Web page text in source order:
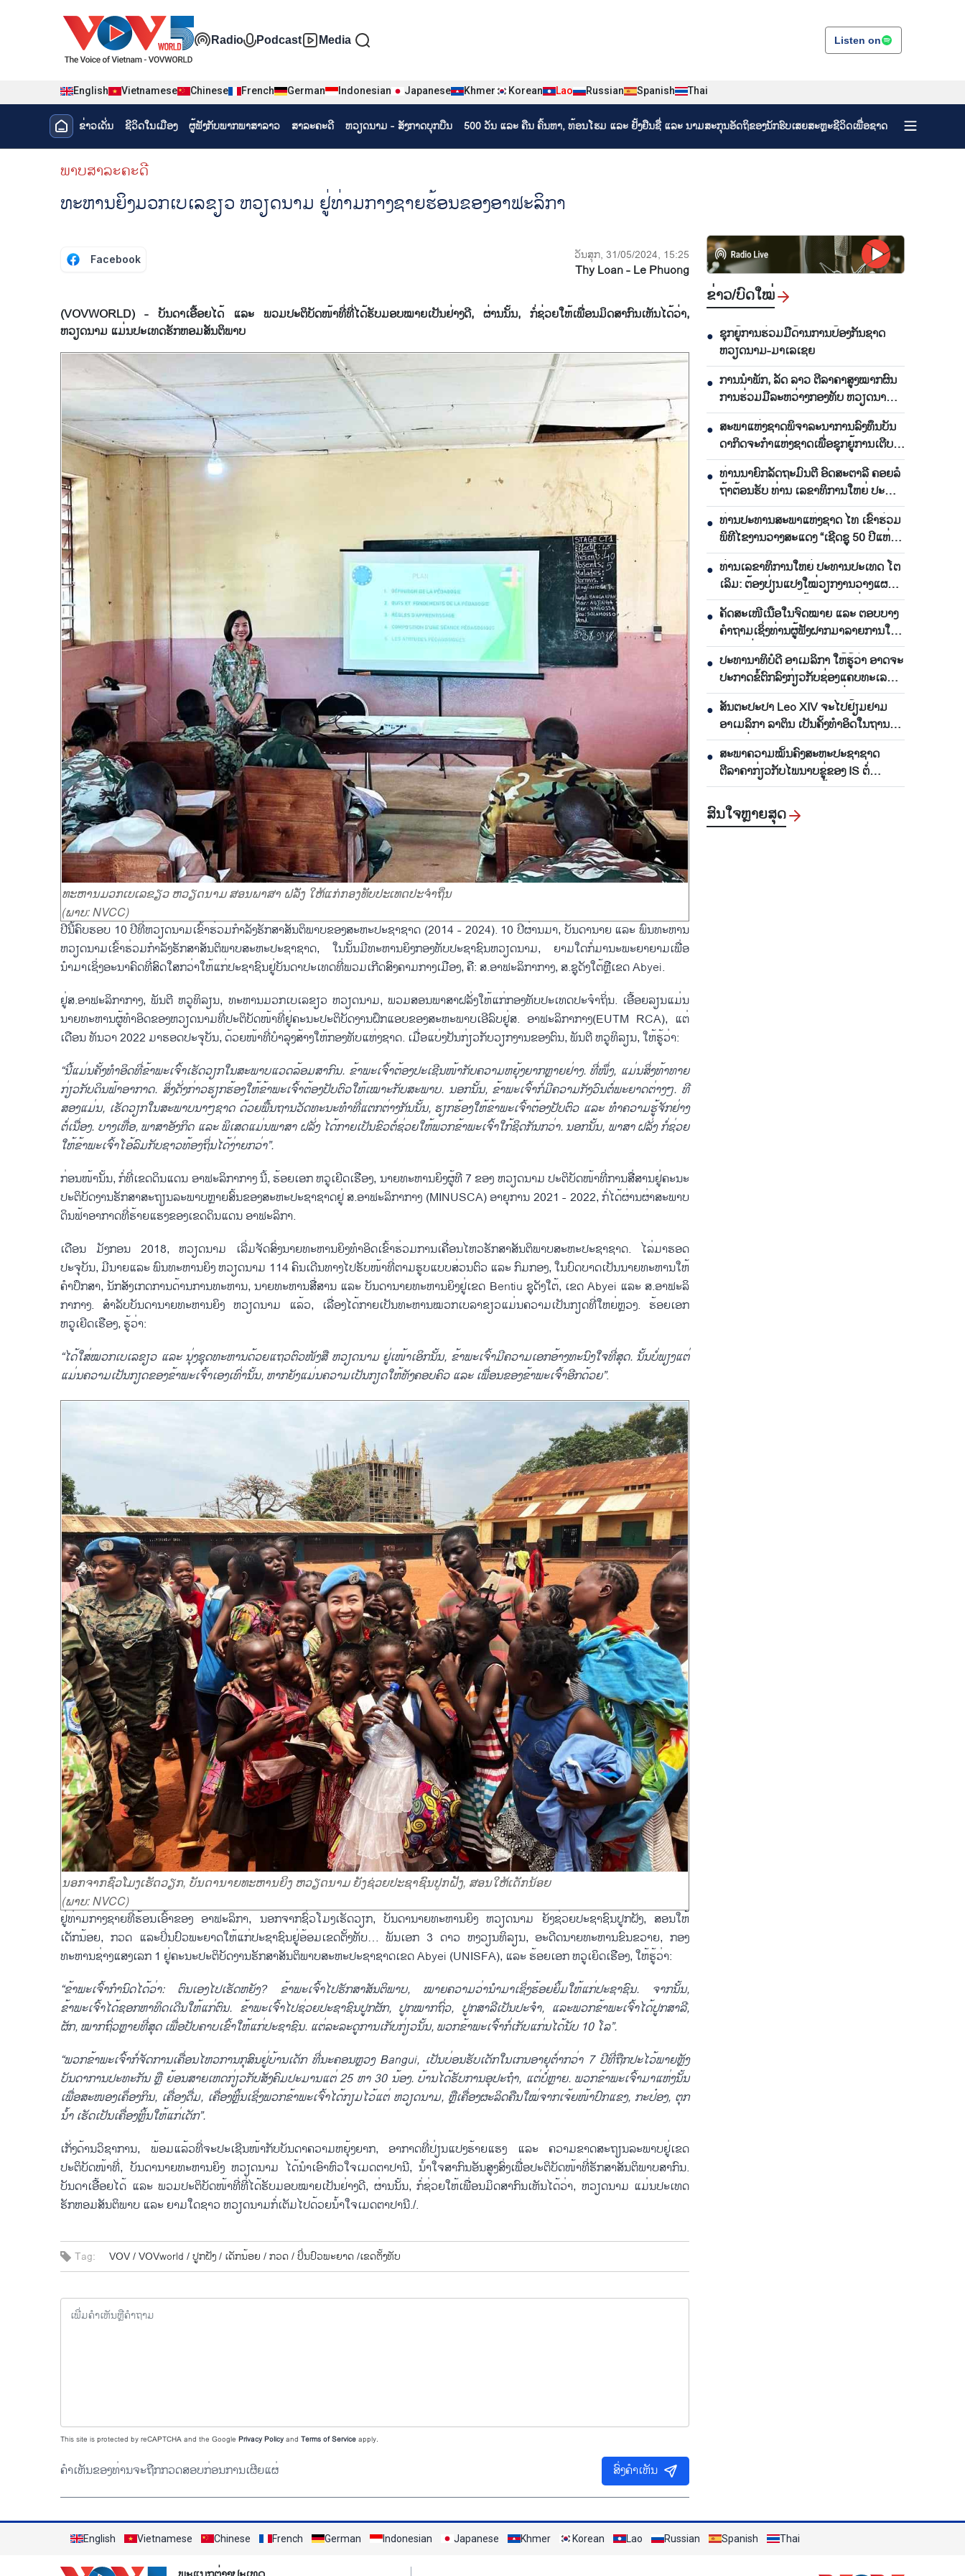
Đa phương tiện tiếng Lào
Radio Podcast Media Listen on
English Vietnamese Chinese French German Indonesian Japanese Khmer Korean Lao Russian Spanish Thai
Menu trang chủ tiếng Lào
ຂ່າວເດັ່ນ ຊີ​ວິດ​ໃນ​ເມືອງ ຜູ້​ຟັງ​ກັບ​ພາກ​ພາ​ສາ​ລາວ ສາລະຄະດີ ຫວຽດ​ນາມ - ສັງ​ກາດ​ບຸກ​ບືນ 500 ວັນ ແລະ ຄືນ ຄົ້ນຫາ, ທ້ອນໂຮມ ແລະ ຢັ້ງຢືນຊື່ ແລະ ນາມສະກຸນອັດຖິຂອງນັກຮົບເສຍສະຫຼະຊີວິດເພື່ອຊາດ
menu phụ tiếng Lào
ພາບສາລະຄະດີ
ທະຫານຍິງມວກເບເລຂຽວ ຫວຽດນາມ ຢູ່ທ່າມກາງຊາຍຮ້ອນຂອງອາຟະລິກາ
Facebook ວັນສຸກ, 31/05/2024, 15:25
Thy Loan - Le Phuong
(VOVWORLD) - ບັນດາເອື້ອຍໄດ້ ແລະ ພວມປະຕິບັດໜ້າທີ່ທີ່ໄດ້ຮັບມອບໝາຍເປັນຢ່າງດີ, ຜ່ານນັ້ນ, ກໍ່ຊ່ວຍໃຫ້ເພື່ອນມິດສາກົນເຫັນໄດ້ວ່າ,
ຫວຽດນາມ ແມ່ນປະເທດຮັກຫອມສັນຕິພາບ
ທະຫານມວກເບເລຂຽວ ຫວຽດນາມ ສອນພາສາ ຝລັ່ງ ໃຫ້ແກ່ກອງທັບປະເທດປະຈຳຖິ່ນ
(ພາບ: NVCC)
ປີນີ້ຄົບຮອບ 10 ປີທີ່ຫວຽດນາມເຂົ້າຮ່ວມກຳລັງຮັກສາສັນຕິພາບຂອງສະຫະປະຊາຊາດ (2014 - 2024). 10 ປີຜ່ານມາ, ບັນດານາຍ ແລະ ພົນທະຫານ
ຫວຽດນາມເຂົ້າຮ່ວມກຳລັງຮັກສາສັນຕິພາບສະຫະປະຊາຊາດ, ໃນນັ້ນມີທະຫານຍິງກອງທັບປະຊາຊົນຫວຽດນາມ, ຍາມໃດກໍ່ມານະພະຍາຍາມເພື່ອ
ນຳມາເຊິ່ງອະນາຄົດທີ່ສົດໃສກວ່າໃຫ້ແກ່ປະຊາຊົນຢູ່ບັນດາປະເທດທີ່ພວມເກີດສົງຄາມກາງເມືອງ, ຄື: ສ.ອາຟະລິກາກາງ, ສ.ຊູດັງໃຕ້ຫຼືເຂດ Abyei.
ຢູ່ສ.ອາຟະລິກາກາງ, ພັນຕີ ຫວູທິລຽນ, ທະຫານມວກເບເລຂຽວ ຫວຽດນາມ, ພວມສອນພາສາຝລັ່ງໃຫ້ແກ່ກອງທັບປະເທດປະຈຳຖິ່ນ. ເອື້ອຍລຽນແມ່ນ
ນາຍທະຫານຜູ້ທຳອິດຂອງຫວຽດນາມທີ່ປະຕິບັດໜ້າທີ່ຢູ່ຄະນະປະຕິບັດງານຝຶກແອບຂອງສະຫະພາບເອີລົບຢູ່ສ. ອາຟະລິກາກາງ(EUTM RCA), ແຕ່
ເດືອນ ທັນວາ 2022 ມາຮອດປະຈຸບັນ, ດ້ວຍໜ້າທີ່ບຳລຸງສ້າງໃຫ້ກອງທັບແຫ່ງຊາດ. ເມື່ອແບ່ງປັນກ່ຽວກັບວຽກງານຂອງຕົນ, ພັນຕີ ຫວູທິລຽນ, ໃຫ້ຮູ້ວ່າ:
“ນີ້ແມ່ນຄັ້ງທຳອິດທີ່ຂ້າພະເຈົ້າເຮັດວຽກໃນສະພາບແວດລ້ອມສາກົນ. ຂ້າພະເຈົ້າຕ້ອງປະເຊີນໜ້າກັບຄວາມຫຍຸ້ງຍາກຫຼາຍຢ່າງ. ທີ່ໜຶ່ງ, ແມ່ນສິ່ງທ້າທາຍ
ກ່ຽວກັບດິນຟ້າອາກາດ. ສິ່ງດັ່ງກ່າວຮຽກຮ້ອງໃຫ້ຂ້າພະເຈົ້າຕ້ອງປັບຕົວໃຫ້ເໝາະກັບສະພາບ.ນອກນັ້ນ, ຂ້າພະເຈົ້າກໍ່ມີຄວາມກັງວົນຕໍ່ພະຍາດຕ່າງໆ. ທີ
ສອງແມ່ນ, ເຮັດວຽກໃນສະພາບນາໆຊາດ ດ້ວຍພື້ນຖານວັດທະນະທຳທີ່ແຕກຕ່າງກັນນັ້ນ, ຮຽກຮ້ອງໃຫ້ຂ້າພະເຈົ້າຕ້ອງປັບຕົວ ແລະ ທຳຄວາມຮູ້ຈັກຢ່າງ
ຕໍ່ເນື່ອງ. ບາງເທື່ອ,ພາສາອັງກິດ ແລະ ພິເສດແມ່ນພາສາ ຝລັ່ງ ໄດ້ກາຍເປັນຂົວຕໍ່ຊ່ວຍໃຫ້ພວກຂ້າພະເຈົ້າໃກ້ຊິດກັນກວ່າ.ນອກນັ້ນ, ພາສາ ຝລັ່ງ ກໍ່ຊ່ວຍ
ໃຫ້ຂ້າພະເຈົ້າໂອ້ລົມກັບຊາວທ້ອງຖິ່ນໄດ້ງ່າຍກວ່າ”.
ກ່ອນໜ້ານັ້ນ, ກໍ່ທີ່ເຂດດິນແດນ ອາຟະລິກາກາງ ນີ້, ຮ້ອຍເອກ ຫວູເຍີດເຮືອງ, ນາຍທະຫານຍິງຜູ້ທີ 7 ຂອງ ຫວຽດນາມ ປະຕິບັດໜ້າທີ່ການສື່ສານຢູ່ຄະນະ
ປະຕິບັດງານຮັກສາສະຖຽນລະພາບຫຼາຍສົ້ນຂອງສະຫະປະຊາຊາດຢູ່ ສ.ອາຟະລິກາກາງ (MINUSCA) ອາຍຸການ 2021 - 2022, ກໍ່ໄດ້ຜ່ານຜ່າສະພາບ
ດິນຟ້າອາກາດທີ່ຮ້າຍແຮງຂອງເຂດດິນແດນ ອາຟະລິກາ.
ເດືອນ ມັງກອນ 2018, ຫວຽດນາມ ເລີ່ມຈັດສົ່ງນາຍທະຫານຍິງທຳອິດເຂົ້າຮ່ວມການເຄື່ອນໄຫວຮັກສາສັນຕິພາບສະຫະປະຊາຊາດ. ໄລ່ມາຮອດ
ປະຈຸບັນ, ມີນາຍແລະ ພົນທະຫານຍິງ ຫວຽດນາມ 114 ຄົນເດີນທາງໄປຮັບໜ້າທີ່ຕາມຮູບແບບສ່ວນຕົວ ແລະ ກົມກອງ, ໃນບົດບາດເປັນນາຍທະຫານໃຫ້
ຄຳປຶກສາ, ນັກສັງເກດການດ້ານການທະຫານ, ນາຍທະຫານສື່ສານ ແລະ ບັນດານາຍທະຫານຍິງຢູ່ເຂດ Bentiu ຊູດັງໃຕ້, ເຂດ Abyei ແລະ ສ.ອາຟະລິ
ກາກາງ. ສຳລັບບັນດານາຍທະຫານຍິງ ຫວຽດນາມ ແລ້ວ, ເລື່ອງໄດ້ກາຍເປັນທະຫານໝວກເບລາຂຽວແມ່ນຄວາມເປັນກຽດທີ່ໃຫຍ່ຫຼວງ. ຮ້ອຍເອກ
ຫວູເຍີດເຮືອງ, ຮູ້ວ່າ:
“ໄດ້ໃສ່ໝວກເບເລຂຽວ ແລະ ນຸ່ງຊຸດທະຫານດ້ວຍແຖວຕົວໜັງສື ຫວຽດນາມ ຢູ່ເໜ້າເອິກນັ້ນ, ຂ້າພະເຈົ້າມີຄວາມເອກອ້າງທະນົງໃຈທີ່ສຸດ.ນັ້ນບໍ່ພຽງແຕ່
ແມ່ນຄວາມເປັນກຽດຂອງຂ້າພະເຈົ້າເອງເທົ່ານັ້ນ,ຫາກຍັງແມ່ນຄວາມເປັນກຽດໃຫ້ທັງຄອບຄົວ ແລະ ເພື່ອນຂອງຂ້າພະເຈົ້າອີກດ້ວຍ”.
ນອກຈາກຊົ່ວໂມງເຮັດວຽກ, ບັນດານາຍທະຫານຍິງ ຫວຽດນາມ ຍັງຊ່ວຍປະຊາຊົນປູກຝັງ, ສອນໃຫ້ເດັກນ້ອຍ
(ພາບ: NVCC)
ຢູ່ທ່າມກາງຊາຍທີ່ຮ້ອນເອົ້າຂອງ ອາຟະລິກາ, ນອກຈາກຊົ່ວໂມງເຮັດວຽກ, ບັນດານາຍທະຫານຍິງ ຫວຽດນາມ ຍັງຊ່ວຍປະຊາຊົນປູກຝັງ, ສອນໃຫ້
ເດັກນ້ອຍ, ກວດ ແລະປິ່ນປົວພະຍາດໃຫ້ແກ່ປະຊາຊົນຢູ່ອ້ອມເຂດຕັ້ງທັບ… ພັນເອກ 3 ດາວ ຫງວຽນທິລຽນ, ອະດີດນາຍທະຫານຂົນຂວາຍ, ກອງ
ທະຫານຊ່າງແສງເລກ 1 ຢູ່ຄະນະປະຕິບັດງານຮັກສາສັນຕິພາບສະຫະປະຊາຊາດເຂດ Abyei (UNISFA), ແລະ ຮ້ອຍເອກ ຫວູເຍິດເຮືອງ, ໃຫ້ຮູ້ວ່າ:
“ຂ້າພະເຈົ້າກຳນົດໄດ້ວ່າ: ຕົນເອງໄປເຮັດຫຍັງ?ຂ້າພະເຈົ້າໄປຮັກສາສັນຕິພາບ, ໝາຍຄວາມວ່ານຳມາເຊິ່ງຮ້ອຍຍິ້ມໃຫ້ແກ່ປະຊາຊົນ. ຈາກນັ້ນ,
ຂ້າພະເຈົ້າໄດ້ຊອກຫາທິດເດີນໃຫ້ແກ່ຕົນ. ຂ້າພະເຈົ້າໄປຊ່ວຍປະຊາຊົນປູກຜັກ, ປູກໝາກຖົ່ວ, ປູກສາລີເປັນປະຈຳ, ແລະພວກຂ້າພະເຈົ້າໄດ້ປູກສາລີ,
ຜັກ,ໝາກຖົ່ວຫຼາຍທີ່ສຸດ ເພື່ອປັບຄາບເຂົ້າໃຫ້ແກ່ປະຊາຊົນ. ແຕ່ລະລະດູການເກັບກ່ຽວນັ້ນ,ພວກຂ້າພະເຈົ້າກໍ່ເກັບແກ່ນໄດ້ນັບ 10 ໂລ”.
“ພວກຂ້າພະເຈົ້າກໍ່ຈັດການເຄື່ອນໄຫວການກຸສົນຢູ່ບ້ານເດັກ ທີ່ນະຄອນຫຼວງ Bangui, ເປັນບ່ອນຮັບເດັກໃນເກນອາຍຸຕ່ຳກວ່າ 7 ປີທີ່ຖືກປະໄວ້ພາຍຫຼັງ
ບັນດາການປະທະກັນ ຫຼື ຍ້ອນສາຍເຫດກ່ຽວກັບສັງຄົມປະມານແຕ່25ຫາ30 ນ້ອງ. ບ້ານໄດ້ຮັບການອຸປະຖຳ, ແຕ່ບໍ່ຫຼາຍ.ພວກຂ້າພະເຈົ້າມາແຫ່ງນັ້ນ
ເພື່ອສະໜອງເຄຶ່ອງກິນ, ເຄື່ອງດື່ມ, ເຄື່ອງຫຼິ້ນເຊິ່ງພວກຂ້າພະເຈົ້າໄດ້ກຽມໄວ້ແຕ່ ຫວຽດນາມ, ຫຼືເຄື່ອງຜະລິດຄືນໃໝ່ຈາກເຈ້ຍໜ້າປົກແຂງ, ກະປ໋ອງ, ຕຸກ
ນ້ຳ ເຮັດເປັນເຄື່ອງຫຼິ້ນໃຫ້ແກ່ເດັກ”.
ເກັ່ງດ້ານວິຊາການ, ພ້ອມແລ້ວທີ່ຈະປະເຊີນໜ້າກັບບັນດາຄວາມຫຍຸ້ງຍາກ, ອາກາດທີ່ປ່ຽນແປງຮ້າຍແຮງ ແລະ ຄວາມຂາດສະຖຽນລະພາບຢູ່ເຂດ
ປະຕິບັດໜ້າທີ່, ບັນດານາຍທະຫານຍິງ ຫວຽດນາມ ໄດ້ນຳເອົາຫົວໃຈເມດຕາປານີ, ນ້ຳໃຈສາກົນອັນສູງສົ່ງເພື່ອປະຕິບັດໜ້າທີ່ຮັກສາສັນຕິພາບສາກົນ.
ບັນດາເອື້ອຍໄດ້ ແລະ ພວມປະຕິບັດໜ້າທີ່ທີ່ໄດ້ຮັບມອບໝາຍເປັນຢ່າງດີ, ຜ່ານນັ້ນ, ກໍ່ຊ່ວຍໃຫ້ເພື່ອນມິດສາກົນເຫັນໄດ້ວ່າ, ຫວຽດນາມ ແມ່ນປະເທດ
ຮັກຫອມສັນຕິພາບ ແລະ ຍາມໃດຊາວ ຫວຽດນາມກໍ່ເຕັມໄປດ້ວຍນ້ຳໃຈເມດຕາປານີ./.
Tag: VOV /VOVworld /ປູກ​ຝັງ / ເດັກ​ນ້ອຍ /ກວດ /ປິ່ນ​ປົວ​ພະ​ຍາດ /​ເຂດ​ຕັ້ງ​ທັບ
This site is protected by reCAPTCHA and the Google Privacy Policyand Terms of Serviceapply.
ຄຳເຫັນຂອງທ່ານຈະຖືກກວດສອບກ່ອນການເຜີຍແຜ່ ສົ່ງຄຳເຫັນ
ຂ່າວ/ບົດ​ໃໝ່
● ຊຸກ​ຍູ້​ການ​ຮ່ວມ​ມື​ດ້ານ​ການ​ປ້ອງ​ກັນ​ຊາດ
ຫວຽດ​ນາມ-ມາ​ເລ​ເຊຍ
● ການ​ນຳ​ພັກ, ລັດ ລາວ ຕີ​ລາ​ຄາ​ສູງ​ໝາກ​ຜົນ​
ການ​ຮ່ວມ​ມື​ລະ​ຫວ່າງກອງ​ທັບ ຫວຽດ​ນາມ-
ລາວ
● ສະ​ພາ​ແຫ່ງ​ຊາດ​ພິ​ຈາ​ລະ​ນາ​​ການລົງ​ທຶນ​ບັນ​
ດາ​ກິດ​ຈະ​ກຳ​ແຫ່ງ​ຊາດ​ເພື່ອ​ຊຸກ​ຍູ້​ການ​ເຕີບ​
ໂຕ
● ທ່ານ​ນາ​ຍົກ​ລັດ​ຖະ​ມົນ​ຕີ ອົດ​ສະ​ຕາ​ລີ ​ຄອຍລໍ​
ຖ້າ​ຕ້ອນ​ຮັບ ທ່ານ ເລ​ຂາ​ທິ​ການ​ໃຫຍ່ ປະ​
ທານ​ປະ​ເທດ ໂຕ​ເລິມ
● ທ່ານ​ປະ​ທານ​ສະ​ພາ​ແຫ່ງ​ຊາດ ໄທ ເຂົ້າ​ຮ່ວມ​
ພິ​ທີ​ໄຂ​ງານ​ວາງ​ສະ​ແດງ “ເຊີດ​ຊູ 50 ປີ​ແຫ່ງ​
ການ​ພົວ​ພັນ​ທາງ​ການ​ທູດ ຫວຽດ​ນາມ-ໄທ”
● ທ່ານເລ​ຂາ​ທິ​ການ​ໃຫຍ່ ປະ​ທານ​ປະ​ເທດ ໂຕ​
ເລິມ: ຕ້ອງ​ປ່ຽນ​ແປງ​ໃໝ່​ວຽກ​ງານ​ວາງ​ແຜນ​
ຜັງ ແລະ ​ພັດ​ທະ​ນາ​ພື້ນ​ຖານ​ໂຄງ​ລ່າງ
● ຄັດສະເໜີເນື້ອໃນຈົດໝາຍ ແລະ ຕອບບາງ
ຄຳຖາມເຊິ່ງທ່ານຜູ້ຟັງຝາກມາລາຍການໃນ
ອາທິດຜ່ານມາ
● ປະທານາທິບໍດີ ອາເມລິກາ ໃຫ້ຮູ້ວ່າ ອາດຈະ
ປະກາດຂໍ້ຕົກລົງກ່ຽວກັບຊ່ອງແຄບທະເລ
Hormuz ພາບໃນເວລາ 48 ຊົ່ວໂມງຈະ
ມາເຖິງ
● ສັນຕະປະປາ Leo XIV ຈະໄປຢ້ຽມຢາມ
ອາເມລິກາ ລາຕິນ ເປັນຄັ້ງທຳອິດໃນຖານະ
ຕຳແໜ່ງສັນຕະປະປາ
● ສະພາຄວາມໝັ້ນຄົງສະຫະປະຊາຊາດ
ຕີລາຄາກ່ຽວກັບໄພນາບຂູ່ຂອງ IS ຕໍ່
ສັນຕິພາບ ແລະ ຄວາມໝັ້ນຄົງສາກົນ
ສົນ​ໃຈ​ຫຼາຍ​ສຸດ
English Vietnamese Chinese French German Indonesian Japanese Khmer Korean Lao Russian Spanish Thai